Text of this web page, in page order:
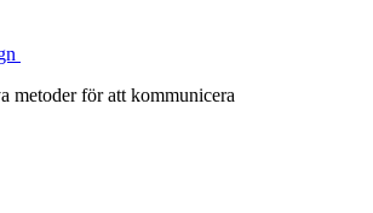
metoder för att kommunicera